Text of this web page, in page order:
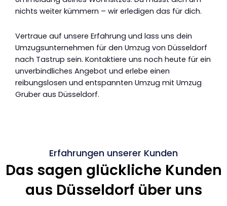
nichts weiter kümmern – wir erledigen das für dich.
Vertraue auf unsere Erfahrung und lass uns dein
Umzugsunternehmen für den Umzug von Düsseldorf
nach Tastrup sein. Kontaktiere uns noch heute für ein
unverbindliches Angebot und erlebe einen
reibungslosen und entspannten Umzug mit Umzug
Gruber aus Düsseldorf.
Erfahrungen unserer Kunden
Das sagen glückliche Kunden
aus Düsseldorf über uns